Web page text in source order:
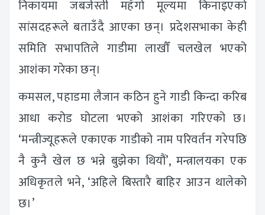
निकायमा जबर्जस्ती महँगो मूल्यमा किनाइएको
सांसदहरूले बताउँदै आएका छन्। प्रदेशसभाका केही
समिति सभापतिले गाडीमा लाखौँ चलखेल भएको
आशंका गरेका छन्।
कमसल, पहाडमा लैजान कठिन हुने गाडी किन्दा करिब
आधा करोड घोटला भएको आशंका गरिएको छ।
‘मन्त्रीज्यूहरूले एकाएक गाडीको नाम परिवर्तन गरेपछि
नै कुनै खेल छ भन्ने बुझेका थियौं’, मन्त्रालयका एक
अधिकृतले भने, ‘अहिले बिस्तारै बाहिर आउन थालेको
छ।’